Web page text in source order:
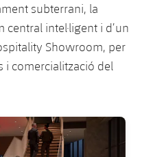
subterrani, la
intel·ligent i d’un
Showroom, per
i comercialització del